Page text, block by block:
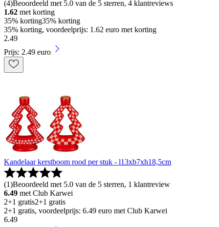
(4)Beoordeeld met 5.0 van de 5 sterren, 4 klantreviews
1.62 met korting
35% korting35% korting
35% korting, voordeelprijs: 1.62 euro met korting
2.49
Prijs: 2.49 euro
Kandelaar kerstboom rood per stuk - l13xb7xh18,5cm
(1)Beoordeeld met 5.0 van de 5 sterren, 1 klantreview
6.49 met Club Karwei
2+1 gratis2+1 gratis
2+1 gratis, voordeelprijs: 6.49 euro met Club Karwei
6.49